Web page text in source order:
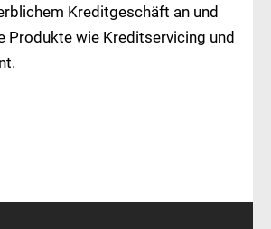
Kreditgeschäft an und
Produkte wie Kreditservicing und